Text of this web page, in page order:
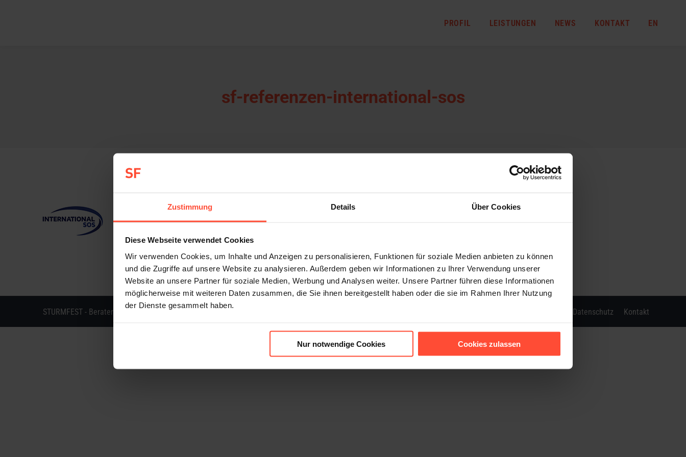
Zustimmung Details Über Cookies
Diese Webseite verwendet Cookies
Wir verwenden Cookies, um Inhalte und Anzeigen zu personalisieren, Funktionen für soziale Medien anbieten zu können
und die Zugriffe auf unsere Website zu analysieren. Außerdem geben wir Informationen zu Ihrer Verwendung unserer
Website an unsere Partner für soziale Medien, Werbung und Analysen weiter. Unsere Partner führen diese Informationen
möglicherweise mit weiteren Daten zusammen, die Sie ihnen bereitgestellt haben oder die sie im Rahmen Ihrer Nutzung
der Dienste gesammelt haben.
Nur notwendige Cookies Cookies zulassen
PROFIL LEISTUNGEN NEWS KONTAKT EN
sf-referenzen-international-sos
STURMFEST - Berater für Kommunikation - © 2013 - 2026 Datenschutz Kontakt